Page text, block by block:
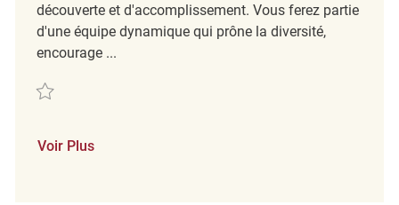
découverte et d'accomplissement. Vous ferez partie
d'une équipe dynamique qui prône la diversité,
encourage ...
Sauvegarder Coordonnateur/Coordonnatrice de Magasin de Détail
Voir Plus